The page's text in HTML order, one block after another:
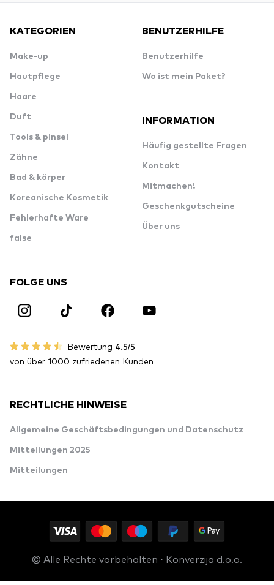
KATEGORIEN
Make-up
Hautpflege
Haare
Duft
Tools & pinsel
Zähne
Bad & körper
Koreanische Kosmetik
Fehlerhafte Ware
false
BENUTZERHILFE
Benutzerhilfe
Wo ist mein Paket?
INFORMATION
Häufig gestellte Fragen
Kontakt
Mitmachen!
Geschenkgutscheine
Über uns
FOLGE UNS
Bewertung 4.5/5
von über 1000 zufriedenen Kunden
RECHTLICHE HINWEISE
Allgemeine Geschäftsbedingungen und Datenschutz
Mitteilungen 2025
Mitteilungen
© Alle Rechte vorbehalten · Konverzija d.o.o.